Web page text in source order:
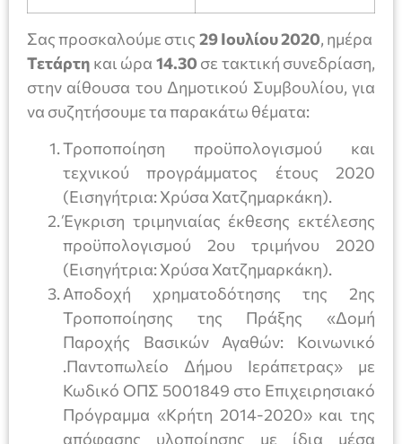
Σας προσκαλούμε στις 29Ιουλίου 2020, ημέρα
Τετάρτη και ώρα 14.30 σε τακτική συνεδρίαση,
στην αίθουσα του Δημοτικού Συμβουλίου, για
να συζητήσουμε τα παρακάτω θέματα:
Τροποποίηση προϋπολογισμού και
τεχνικού προγράμματος έτους 2020
(Εισηγήτρια: Χρύσα Χατζημαρκάκη).
Έγκριση τριμηνιαίας έκθεσης εκτέλεσης
προϋπολογισμού 2ου τριμήνου 2020
(Εισηγήτρια: Χρύσα Χατζημαρκάκη).
Αποδοχή χρηματοδότησης της 2ης
Τροποποίησης της Πράξης «Δομή
Παροχής Βασικών Αγαθών: Κοινωνικό
.Παντοπωλείο Δήμου Ιεράπετρας» με
Κωδικό ΟΠΣ 5001849 στο Επιχειρησιακό
Πρόγραμμα «Κρήτη 2014-2020» και της
απόφασης υλοποίησης με ίδια μέσα